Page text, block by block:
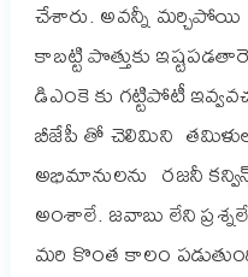
చేశారు. అవన్నీ మర్చిపోయి
కాబట్టి పొత్తుకు
డిఎంకె కు గట్టిపోటీ
బీజేపీ తో చెలిమిని
అభిమానులను రజనీ
అంశాలే. జవాబు లేని
మరి కొంత కాలం